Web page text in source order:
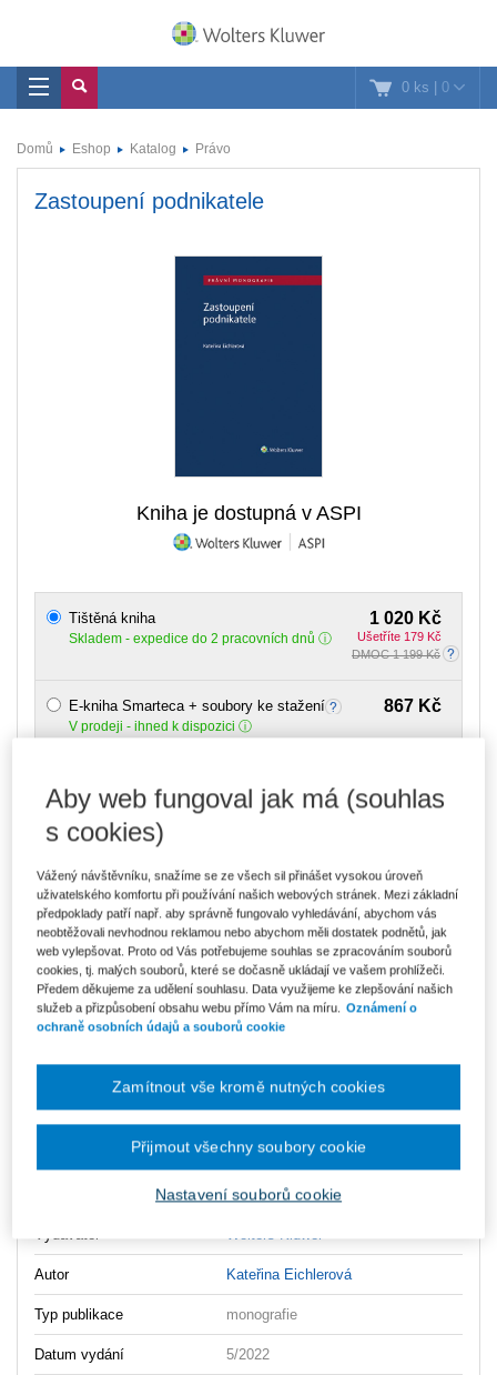
0 ks | 0
Domů Eshop Katalog Právo
Zastoupení podnikatele
Kniha je dostupná v ASPI
1 020 Kč
Ušetříte 179 Kč
DMOC 1 199 Kč
Tištěná kniha
Skladem - expedice do 2 pracovních dnů
867 Kč
E-kniha Smarteca + soubory ke stažení
V prodeji - ihned k dispozici
DMOC 2 219 Kč
Balíček - Tištěná kniha + E-kniha
Skladem- expedice do 2 pracovních dnů
Co je Smarteca?
Upozorňujeme, že v období od 1.8. do 21.8. z technických
důvodů nemůžeme vystavovat daňové doklady. Budou vám
zaslány dodatečně e-mailem.
ks Vložit do košíku
Ke stažení
Zastoupeni_podnikatele_OBSAH
Zastoupeni_podnikatele_UKAZKA
Autor Kateřina Eichlerová
Typ publikace monografie
Datum vydání 5/2022
Aby web fungoval jak má (souhlas
s cookies)
Vážený návštěvníku, snažíme se ze všech sil přinášet vysokou úroveň
uživatelského komfortu při používání našich webových stránek. Mezi základní
předpoklady patří např. aby správně fungovalo vyhledávání, abychom vás
neobtěžovali nevhodnou reklamou nebo abychom měli dostatek podnětů, jak
web vylepšovat. Proto od Vás potřebujeme souhlas se zpracováním souborů
cookies, tj. malých souborů, které se dočasně ukládají ve vašem prohlížeči.
Předem děkujeme za udělení souhlasu. Data využijeme ke zlepšování našich
služeb a přizpůsobení obsahu webu přímo Vám na míru. Oznámení o
ochraně osobních údajů a souborů cookie
Nastavení souborů cookie
Zamítnout vše kromě nutných cookies
Přijmout všechny soubory cookie